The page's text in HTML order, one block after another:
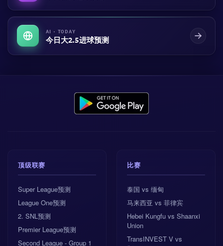
AI · TODAY
今日大2.5进球预测
顶级联赛
Super League预测
League One预测
2. SNL预测
Premier League预测
Second League - Group 1
比赛
泰国 vs 缅甸
马来西亚 vs 菲律宾
Hebei Kungfu vs Shaanxi
Union
TransINVEST V vs